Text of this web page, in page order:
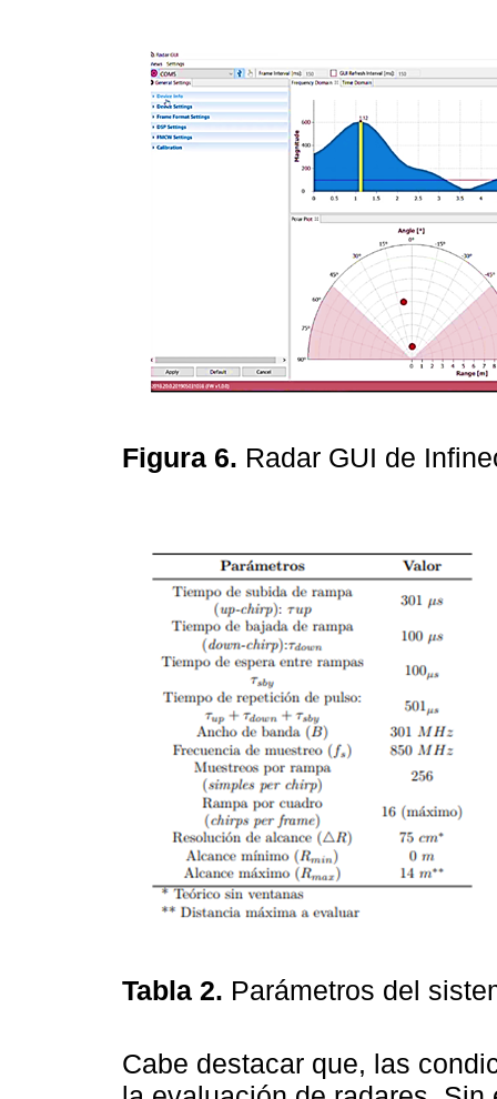
Figura 6. Radar GUI de
Tabla 2. Parámetros del
Cabe destacar que, las